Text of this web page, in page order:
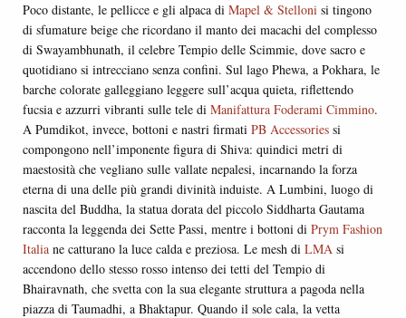
Poco distante, le pellicce e gli alpaca di Mapel & Stelloni si tingono
di sfumature beige che ricordano il manto dei macachi del complesso
di Swayambhunath, il celebre Tempio delle Scimmie, dove sacro e
quotidiano si intrecciano senza confini. Sul lago Phewa, a Pokhara, le
barche colorate galleggiano leggere sull’acqua quieta, riflettendo
fucsia e azzurri vibranti sulle tele di Manifattura Foderami Cimmino.
A Pumdikot, invece, bottoni e nastri firmati PB Accessories si
compongono nell’imponente figura di Shiva: quindici metri di
maestosità che vegliano sulle vallate nepalesi, incarnando la forza
eterna di una delle più grandi divinità induiste. A Lumbini, luogo di
nascita del Buddha, la statua dorata del piccolo Siddharta Gautama
racconta la leggenda dei Sette Passi, mentre i bottoni di Prym Fashion
Italia ne catturano la luce calda e preziosa. Le mesh di LMA si
accendono dello stesso rosso intenso dei tetti del Tempio di
Bhairavnath, che svetta con la sua elegante struttura a pagoda nella
piazza di Taumadhi, a Bhaktapur. Quando il sole cala, la vetta